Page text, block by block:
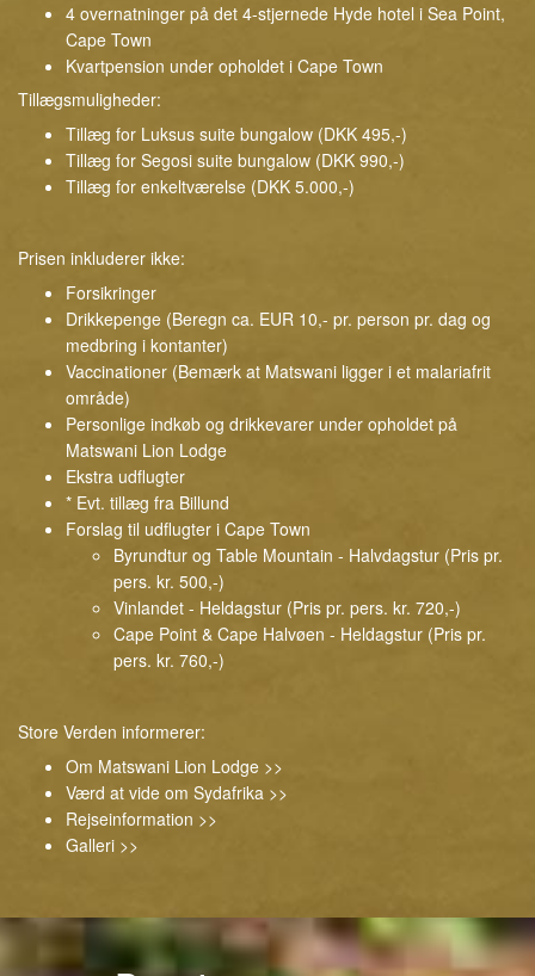
4 overnatninger på det 4-stjernede Hyde hotel i Sea Point,
Cape Town
Kvartpension under opholdet i Cape Town
Tillægsmuligheder:
Tillæg for Luksus suite bungalow (DKK 495,-)
Tillæg for Segosi suite bungalow (DKK 990,-)
Tillæg for enkeltværelse (DKK 5.000,-)
Prisen inkluderer ikke:
Forsikringer
Drikkepenge (Beregn ca. EUR 10,- pr. person pr. dag og
medbring i kontanter)
Vaccinationer (Bemærk at Matswani ligger i et malariafrit
område)
Personlige indkøb og drikkevarer under opholdet på
Matswani Lion Lodge
Ekstra udflugter
* Evt. tillæg fra Billund
Forslag til udflugter i Cape Town
Byrundtur og Table Mountain - Halvdagstur (Pris pr.
pers. kr. 500,-)
Vinlandet - Heldagstur (Pris pr. pers. kr. 720,-)
Cape Point & Cape Halvøen - Heldagstur (Pris pr.
pers. kr. 760,-)
Store Verden informerer:
Om Matswani Lion Lodge >>
Værd at vide om Sydafrika >>
Rejseinformation >>
Galleri >>